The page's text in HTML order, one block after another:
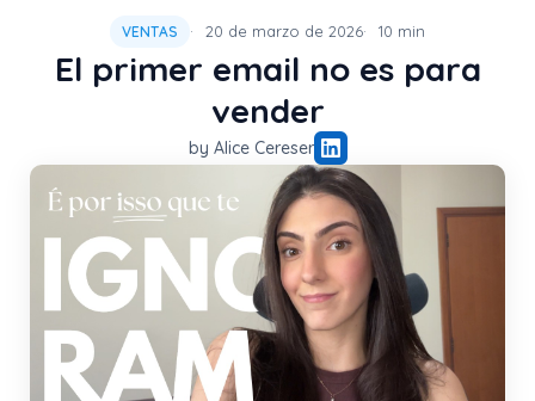
VENTAS 20 de marzo de 2026 10 min
El primer email no es para
vender
by Alice Cereser